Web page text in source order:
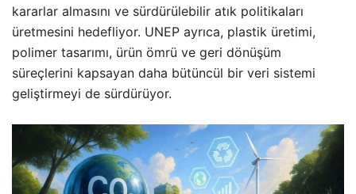
kararlar almasını ve sürdürülebilir atık politikaları
üretmesini hedefliyor. UNEP ayrıca, plastik üretimi,
polimer tasarımı, ürün ömrü ve geri dönüşüm
süreçlerini kapsayan daha bütüncül bir veri sistemi
geliştirmeyi de sürdürüyor.